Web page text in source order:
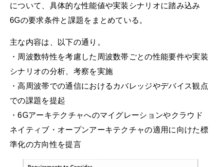
について、具体的な性能値や実装シナリオに踏み込み
6Gの要求条件と課題をまとめている。
主な内容は、以下の通り。
・周波数特性を考慮した周波数帯ごとの性能要件や実装
シナリオの分析、考察を実施
・高周波帯での通信におけるカバレッジやデバイス観点
での課題を提起
・6Gアーキテクチャへのマイグレーションやクラウド
ネイティブ・オープンアーキテクチャの適用に向けた標
準化の方向性を提言